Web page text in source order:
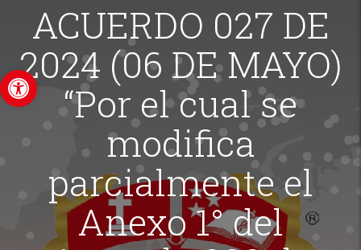
Abrir barra de herramientas
ACUERDO 027 DE
2024 (06 DE MAYO)
“Por el cual se
modifica
parcialmente el
Anexo 1° del